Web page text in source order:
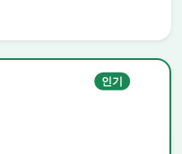
인기